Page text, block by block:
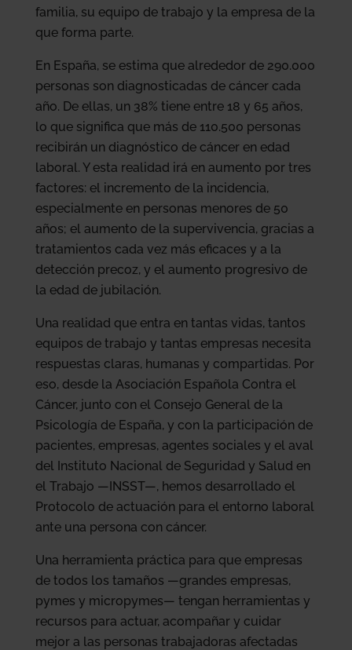
familia, su equipo de trabajo y la empresa de la
que forma parte.
En España, se estima que alrededor de 290.000
personas son diagnosticadas de cáncer cada
año. De ellas, un 38% tiene entre 18 y 65 años,
lo que significa que más de 110.500 personas
recibirán un diagnóstico de cáncer en edad
laboral. Y esta realidad irá en aumento por tres
factores: el incremento de la incidencia,
especialmente en personas menores de 50
años; el aumento de la supervivencia, gracias a
tratamientos cada vez más eficaces y a la
detección precoz, y el aumento progresivo de
la edad de jubilación.
Una realidad que entra en tantas vidas, tantos
equipos de trabajo y tantas empresas necesita
respuestas claras, humanas y compartidas. Por
eso, desde la Asociación Española Contra el
Cáncer, junto con el Consejo General de la
Psicología de España, y con la participación de
pacientes, empresas, agentes sociales y el aval
del Instituto Nacional de Seguridad y Salud en
el Trabajo —INSST—, hemos desarrollado el
Protocolo de actuación para el entorno laboral
ante una persona con cáncer.
Una herramienta práctica para que empresas
de todos los tamaños —grandes empresas,
pymes y micropymes— tengan herramientas y
recursos para actuar, acompañar y cuidar
mejor a las personas trabajadoras afectadas